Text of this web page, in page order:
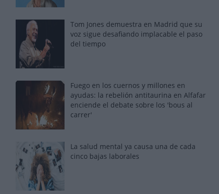
Tom Jones demuestra en Madrid que su
voz sigue desafiando implacable el paso
del tiempo
Fuego en los cuernos y millones en
ayudas: la rebelión antitaurina en Alfafar
enciende el debate sobre los 'bous al
carrer'
La salud mental ya causa una de cada
cinco bajas laborales